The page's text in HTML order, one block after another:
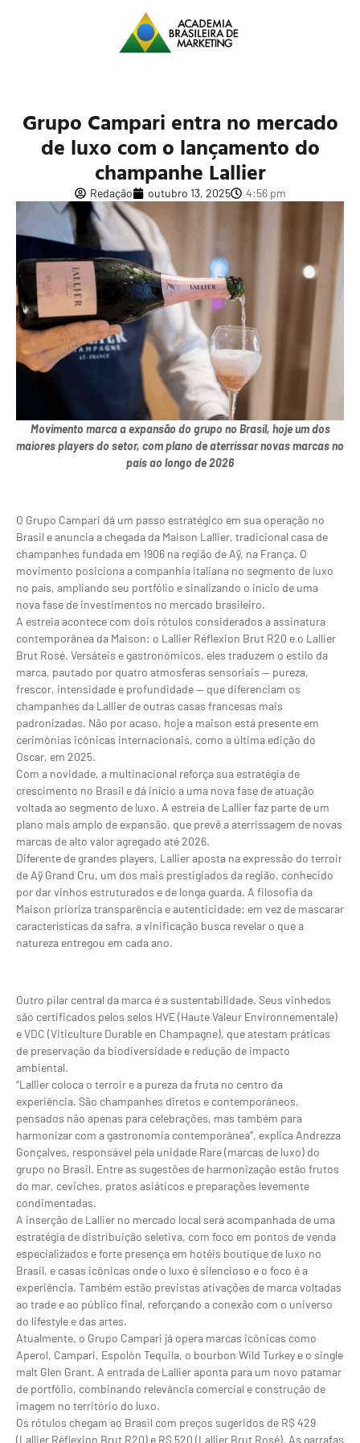
Grupo Campari entra no mercado
de luxo com o lançamento do
champanhe Lallier
Redação outubro 13, 2025 4:56 pm
Movimento marca a expansão do grupo no Brasil, hoje um dos
maiores players do setor, com plano de aterrissar novas marcas no
país ao longo de 2026
O Grupo Campari dá um passo estratégico em sua operação no
Brasil e anuncia a chegada da Maison Lallier, tradicional casa de
champanhes fundada em 1906 na região de Aÿ, na França. O
movimento posiciona a companhia italiana no segmento de luxo
no país, ampliando seu portfólio e sinalizando o início de uma
nova fase de investimentos no mercado brasileiro.
A estreia acontece com dois rótulos considerados a assinatura
contemporânea da Maison: o Lallier Réflexion Brut R20 e o Lallier
Brut Rosé. Versáteis e gastronômicos, eles traduzem o estilo da
marca, pautado por quatro atmosferas sensoriais — pureza,
frescor, intensidade e profundidade — que diferenciam os
champanhes da Lallier de outras casas francesas mais
padronizadas. Não por acaso, hoje a maison está presente em
cerimônias icônicas internacionais, como a última edição do
Oscar, em 2025.
Com a novidade, a multinacional reforça sua estratégia de
crescimento no Brasil e dá início a uma nova fase de atuação
voltada ao segmento de luxo. A estreia de Lallier faz parte de um
plano mais amplo de expansão, que prevê a aterrissagem de novas
marcas de alto valor agregado até 2026.
Diferente de grandes players, Lallier aposta na expressão do terroir
de Aÿ Grand Cru, um dos mais prestigiados da região, conhecido
por dar vinhos estruturados e de longa guarda. A filosofia da
Maison prioriza transparência e autenticidade: em vez de mascarar
características da safra, a vinificação busca revelar o que a
natureza entregou em cada ano.
Outro pilar central da marca é a sustentabilidade. Seus vinhedos
são certificados pelos selos HVE (Haute Valeur Environnementale)
e VDC (Viticulture Durable en Champagne), que atestam práticas
de preservação da biodiversidade e redução de impacto
ambiental.
“Lallier coloca o terroir e a pureza da fruta no centro da
experiência. São champanhes diretos e contemporâneos,
pensados não apenas para celebrações, mas também para
harmonizar com a gastronomia contemporânea”, explica Andrezza
Gonçalves, responsável pela unidade Rare (marcas de luxo) do
grupo no Brasil. Entre as sugestões de harmonização estão frutos
do mar, ceviches, pratos asiáticos e preparações levemente
condimentadas.
A inserção de Lallier no mercado local será acompanhada de uma
estratégia de distribuição seletiva, com foco em pontos de venda
especializados e forte presença em hotéis boutique de luxo no
Brasil, e casas icônicas onde o luxo é silencioso e o foco é a
experiência. Também estão previstas ativações de marca voltadas
ao trade e ao público final, reforçando a conexão com o universo
do lifestyle e das artes.
Atualmente, o Grupo Campari já opera marcas icônicas como
Aperol, Campari, Espolòn Tequila, o bourbon Wild Turkey e o single
malt Glen Grant. A entrada de Lallier aponta para um novo patamar
de portfólio, combinando relevância comercial e construção de
imagem no território do luxo.
Os rótulos chegam ao Brasil com preços sugeridos de R$ 429
(Lallier Réflexion Brut R20) e R$ 520 (Lallier Brut Rosé). As garrafas